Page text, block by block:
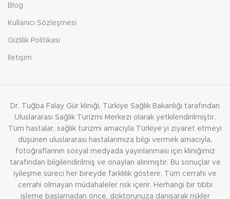
Blog
Kullanıcı Sözleşmesi
Gizlilik Politikası
İletişim
Dr. Tuğba Falay Gür kliniği, Türkiye Sağlık Bakanlığı tarafından
Uluslararası Sağlık Turizmi Merkezi olarak yetkilendirilmiştir.
Tüm hastalar, sağlık turizmi amacıyla Türkiye’yi ziyaret etmeyi
düşünen uluslararası hastalarımıza bilgi vermek amacıyla,
fotoğraflarının sosyal medyada yayınlanması için kliniğimiz
tarafından bilgilendirilmiş ve onayları alınmıştır. Bu sonuçlar ve
iyileşme süreci her bireyde farklılık gösterir. Tüm cerrahi ve
cerrahi olmayan müdahaleler risk içerir. Herhangi bir tıbbi
işleme başlamadan önce, doktorunuza danışarak riskler